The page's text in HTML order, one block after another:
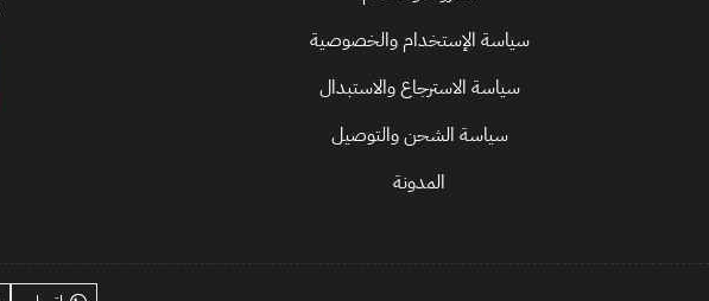
سياسة الإستخدام والخصوصية
سياسة الاسترجاع والاستبدال
سياسة الشحن والتوصيل
المدونة